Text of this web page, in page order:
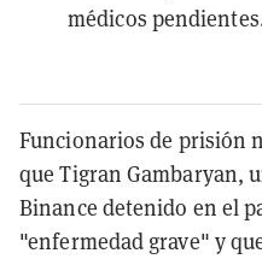
médicos
Funcionarios de prisión
que Tigran Gambaryan,
Binance detenido en el
"enfermedad grave" y